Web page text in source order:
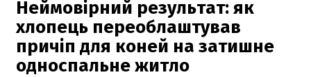
Неймовірний результат: як
хлопець переоблаштував
причіп для коней на затишне
односпальне житло